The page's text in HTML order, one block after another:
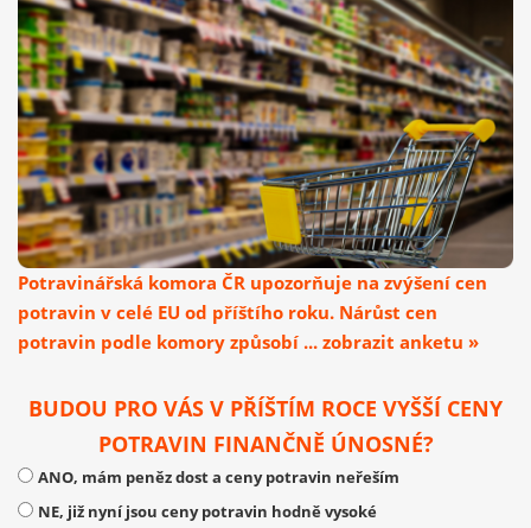
Potravinářská komora ČR upozorňuje na zvýšení cen
potravin v celé EU od příštího roku. Nárůst cen
potravin podle komory způsobí ... zobrazit anketu »
BUDOU PRO VÁS V PŘÍŠTÍM ROCE VYŠŠÍ CENY
POTRAVIN FINANČNĚ ÚNOSNÉ?
ANO, mám peněz dost a ceny potravin neřeším
NE, již nyní jsou ceny potravin hodně vysoké